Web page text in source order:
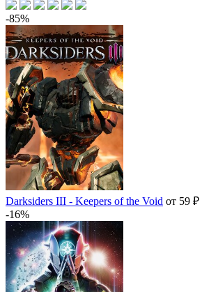
-85%
Darksiders III - Keepers of the Void от 59 ₽
-16%